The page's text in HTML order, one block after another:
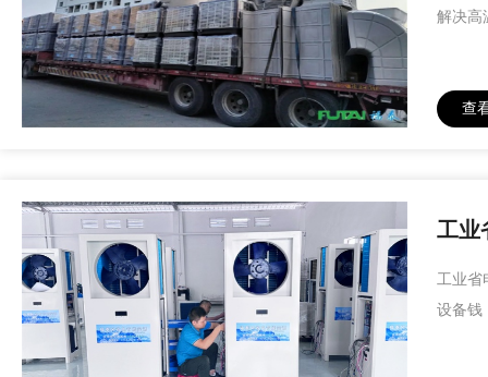
解决高
查
工业
工业省
设备钱